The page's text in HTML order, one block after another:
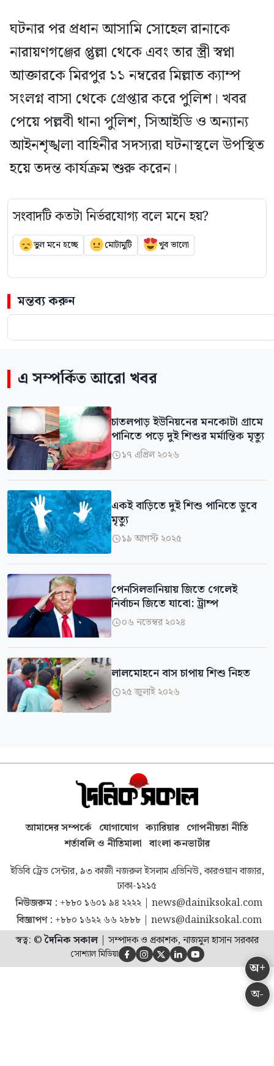
ঘটনার পর প্রধান আসামি সোহেল রানাকে
নারায়ণগঞ্জের প্তুল্লা থেকে এবং তার স্ত্রী স্বপ্না
আক্তারকে মিরপুর ১১ নম্বরের মিল্লাত ক্যাম্প
সংলগ্ন বাসা থেকে গ্রেপ্তার করে পুলিশ। খবর
পেয়ে পল্লবী থানা পুলিশ, সিআইডি ও অন্যান্য
আইনশৃঙ্খলা বাহিনীর সদস্যরা ঘটনাস্থলে উপস্থিত
হয়ে তদন্ত কার্যক্রম শুরু করেন।
সংবাদটি কতটা নির্ভরযোগ্য বলে মনে হয়?
ভুল মনে হচ্ছে মোটামুটি খুব ভালো
মন্তব্য করুন
এ সম্পর্কিত আরো খবর
চাতলপাড় ইউনিয়নের মনকোটা গ্রামে
পানিতে পড়ে দুই শিশুর মর্মান্তিক মৃত্যু
১৭ এপ্রিল ২০২৬
একই বাড়িতে দুই শিশু পানিতে ডুবে
মৃত্যু
১৯ আগস্ট ২০২৫
পেনসিলভানিয়ায় জিতে গেলেই
নির্বাচন জিতে যাবো: ট্রাম্প
০৬ নভেম্বর ২০২৪
লালমোহনে বাস চাপায় শিশু নিহত
২৫ জুলাই ২০২৬
অ-
অ+
আমাদের সম্পর্কে যোগাযোগ ক্যারিয়ার গোপনীয়তা নীতি
শর্তাবলি ও নীতিমালা বাংলা কনভার্টার
ইডিবি ট্রেড সেন্টার, ৯৩ কাজী নজরুল ইসলাম এভিনিউ, কারওয়ান বাজার,
ঢাকা-১২১৫
নিউজরুম : +৮৮০ ১৬০১ ৯৪ ২২২২| news@dainiksokal.com
বিজ্ঞাপণ : +৮৮০ ১৬২২ ৬৬ ২৮৮৮| news@dainiksokal.com
স্বত্ব: ©দৈনিক সকাল| সম্পাদক ও প্রকাশক, নাজমুল হাসান সরকার
সোশ্যাল মিডিয়া     